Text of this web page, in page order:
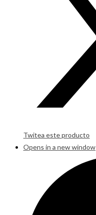
Twitea este producto
Opens in a new window